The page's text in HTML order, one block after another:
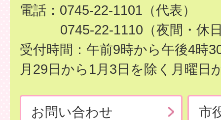
電話：0745-22-1101（代表）
0745-22-1110（夜間・休
受付時間：午前9時から午後4時
月29日から1月3日を除く月曜日
お問い合わせ 市